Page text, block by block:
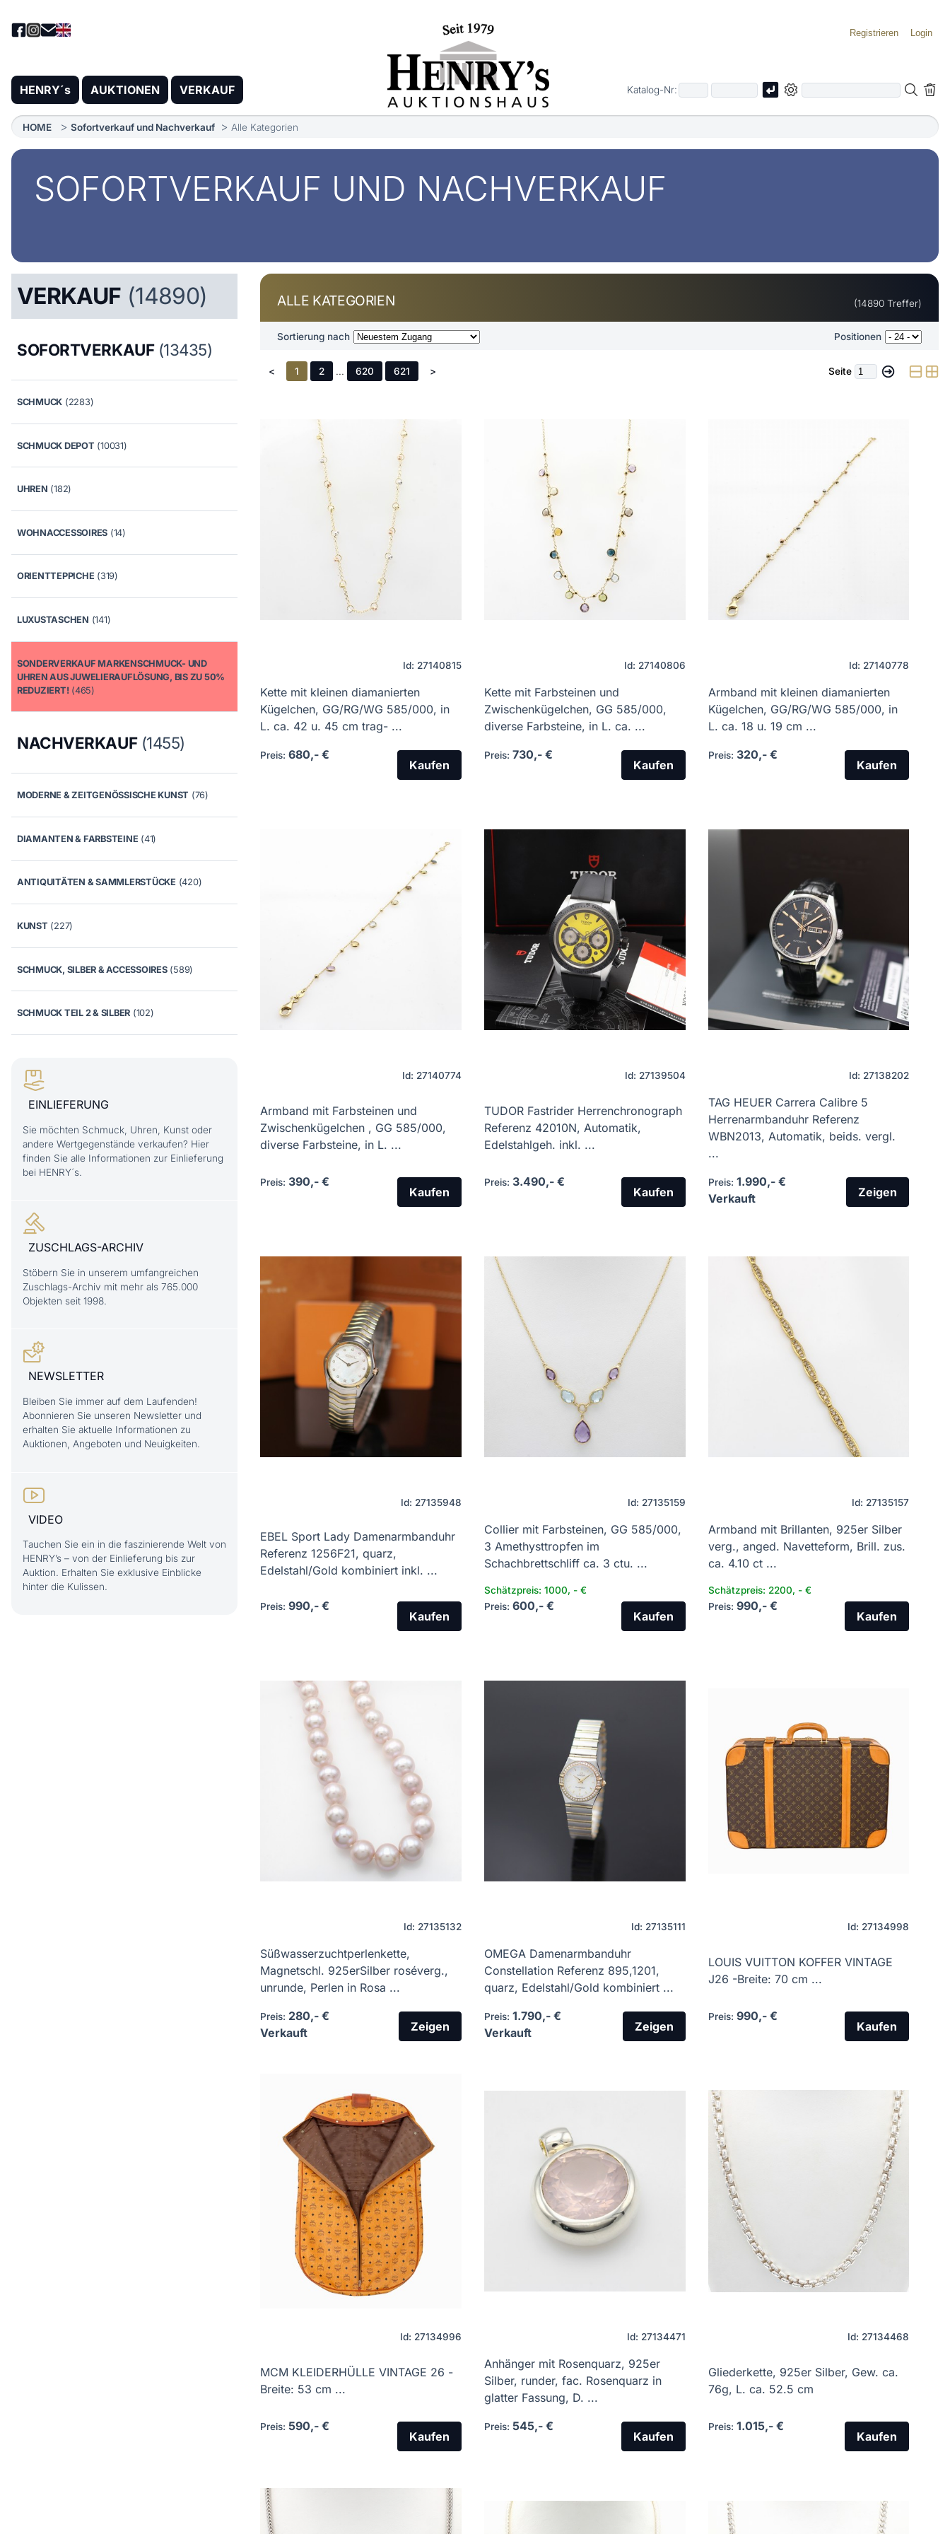
Registrieren Login
HENRY´s AUKTIONEN VERKAUF Katalog-Nr:
HOME Sofortverkauf und Nachverkauf Alle Kategorien
SOFORTVERKAUF UND NACHVERKAUF
VERKAUF (14890)
SOFORTVERKAUF(13435)
SCHMUCK (2283)
SCHMUCK DEPOT (10031)
UHREN (182)
WOHNACCESSOIRES (14)
ORIENTTEPPICHE (319)
LUXUSTASCHEN (141)
SONDERVERKAUF MARKENSCHMUCK- UND
UHREN AUS JUWELIERAUFLÖSUNG, BIS ZU 50%
REDUZIERT!(465)
NACHVERKAUF(1455)
MODERNE & ZEITGENÖSSISCHE KUNST (76)
DIAMANTEN & FARBSTEINE (41)
ANTIQUITÄTEN & SAMMLERSTÜCKE (420)
KUNST (227)
SCHMUCK, SILBER & ACCESSOIRES(589)
SCHMUCK TEIL 2 & SILBER (102)
EINLIEFERUNG
Sie möchten Schmuck, Uhren, Kunst oder
andere Wertgegenstände verkaufen? Hier
finden Sie alle Informationen zur Einlieferung
bei HENRY´s.
ZUSCHLAGS-ARCHIV
Stöbern Sie in unserem umfangreichen
Zuschlags-Archiv mit mehr als 765.000
Objekten seit 1998.
NEWSLETTER
Bleiben Sie immer auf dem Laufenden!
Abonnieren Sie unseren Newsletter und
erhalten Sie aktuelle Informationen zu
Auktionen, Angeboten und Neuigkeiten.
VIDEO
Tauchen Sie ein in die faszinierende Welt von
HENRY’s – von der Einlieferung bis zur
Auktion. Erhalten Sie exklusive Einblicke
hinter die Kulissen.
ALLE KATEGORIEN (14890 Treffer)
Sortierung nach Positionen
< 1 2 ... 620 621 > Seite
Id: 27140815
Kette mit kleinen diamanierten
Kügelchen, GG/RG/WG 585/000, in
L. ca. 42 u. 45 cm trag- ...
Preis: 680,- €
Kaufen
Id: 27140806
Kette mit Farbsteinen und
Zwischenkügelchen, GG 585/000,
diverse Farbsteine, in L. ca. ...
Preis: 730,- €
Kaufen
Id: 27140778
Armband mit kleinen diamanierten
Kügelchen, GG/RG/WG 585/000, in
L. ca. 18 u. 19 cm ...
Preis: 320,- €
Kaufen
Id: 27140774
Armband mit Farbsteinen und
Zwischenkügelchen , GG 585/000,
diverse Farbsteine, in L. ...
Preis: 390,- €
Kaufen
Id: 27139504
TUDOR Fastrider Herrenchronograph
Referenz 42010N, Automatik,
Edelstahlgeh. inkl. ...
Preis: 3.490,- €
Kaufen
Id: 27138202
TAG HEUER Carrera Calibre 5
Herrenarmbanduhr Referenz
WBN2013, Automatik, beids. vergl.
...
Preis: 1.990,- €
Verkauft
Zeigen
Id: 27135948
EBEL Sport Lady Damenarmbanduhr
Referenz 1256F21, quarz,
Edelstahl/Gold kombiniert inkl. ...
Preis: 990,- €
Kaufen
Id: 27135159
Collier mit Farbsteinen, GG 585/000,
3 Amethysttropfen im
Schachbrettschliff ca. 3 ctu. ...
Schätzpreis: 1000, - €
Preis: 600,- €
Kaufen
Id: 27135157
Armband mit Brillanten, 925er Silber
verg., anged. Navetteform, Brill. zus.
ca. 4.10 ct ...
Schätzpreis: 2200, - €
Preis: 990,- €
Kaufen
Id: 27135132
Süßwasserzuchtperlenkette,
Magnetschl. 925erSilber roséverg.,
unrunde, Perlen in Rosa ...
Preis: 280,- €
Verkauft
Zeigen
Id: 27135111
OMEGA Damenarmbanduhr
Constellation Referenz 895,1201,
quarz, Edelstahl/Gold kombiniert ...
Preis: 1.790,- €
Verkauft
Zeigen
Id: 27134998
LOUIS VUITTON KOFFER VINTAGE
J26 -Breite: 70 cm ...
Preis: 990,- €
Kaufen
Id: 27134996
MCM KLEIDERHÜLLE VINTAGE 26 -
Breite: 53 cm ...
Preis: 590,- €
Kaufen
Id: 27134471
Anhänger mit Rosenquarz, 925er
Silber, runder, fac. Rosenquarz in
glatter Fassung, D. ...
Preis: 545,- €
Kaufen
Id: 27134468
Gliederkette, 925er Silber, Gew. ca.
76g, L. ca. 52.5 cm
Preis: 1.015,- €
Kaufen